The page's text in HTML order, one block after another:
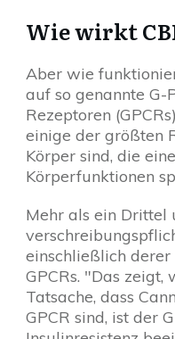
Wie wirkt
Aber wie
auf so genannte
Rezeptoren
einige der größten
Körper sind, die
Körperfunktionen
Mehr als ein Drittel
einschließlich derer
GPCRs. "Das
Tatsache, dass
GPCR sind, ist der